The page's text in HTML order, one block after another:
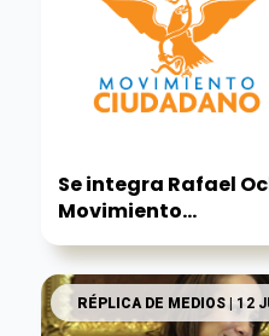
Se integra Rafael
Movimiento...
RÉPLICA DE MEDIOS| 12